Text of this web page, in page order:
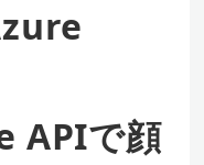
APIで顔